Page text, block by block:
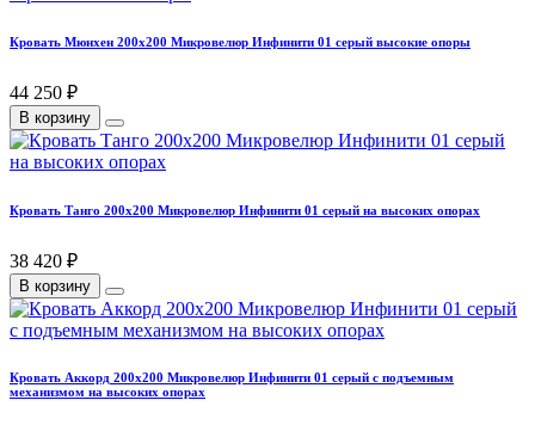
Кровать Мюнхен 200х200 Микровелюр Инфинити 01 серый высокие опоры
44 250 ₽
В корзину
Кровать Танго 200х200 Микровелюр Инфинити 01 серый на высоких опорах
38 420 ₽
В корзину
Кровать Аккорд 200х200 Микровелюр Инфинити 01 серый с подъемным
механизмом на высоких опорах